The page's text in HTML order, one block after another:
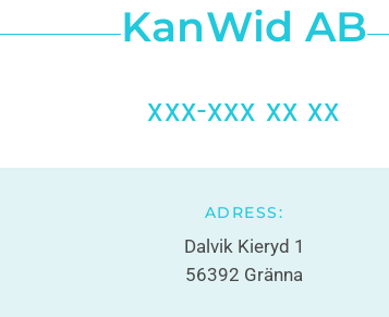
KanWid AB
xxx-xxx xx xx
ADRESS:
Dalvik Kieryd 1
56392 Gränna